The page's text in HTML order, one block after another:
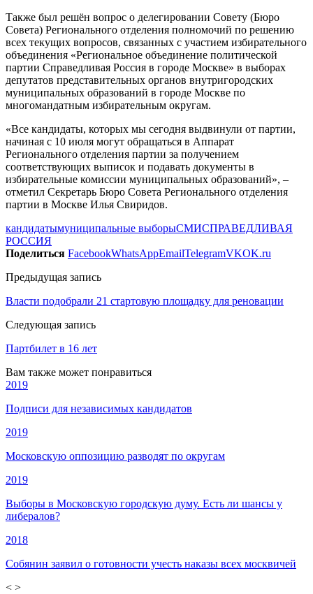
Также был решён вопрос о делегировании Совету (Бюро
Совета) Регионального отделения полномочий по решению
всех текущих вопросов, связанных с участием избирательного
объединения «Региональное объединение политической
партии Справедливая Россия в городе Москве» в выборах
депутатов представительных органов внутригородских
муниципальных образований в городе Москве по
многомандатным избирательным округам.
«Все кандидаты, которых мы сегодня выдвинули от партии,
начиная с 10 июля могут обращаться в Аппарат
Регионального отделения партии за получением
соответствующих выписок и подавать документы в
избирательные комиссии муниципальных образований», –
отметил Секретарь Бюро Совета Регионального отделения
партии в Москве Илья Свиридов.
кандидатымуниципальные выборыСМИСПРАВЕДЛИВАЯ
РОССИЯ
Поделиться FacebookWhatsAppEmailTelegramVKOK.ru
Предыдущая запись
Власти подобрали 21 стартовую площадку для реновации
Следующая запись
Партбилет в 16 лет
Вам также может понравиться
2019
Подписи для независимых кандидатов
2019
Московскую оппозицию разводят по округам
2019
Выборы в Московскую городскую думу. Есть ли шансы у
либералов?
2018
Собянин заявил о готовности учесть наказы всех москвичей
< >